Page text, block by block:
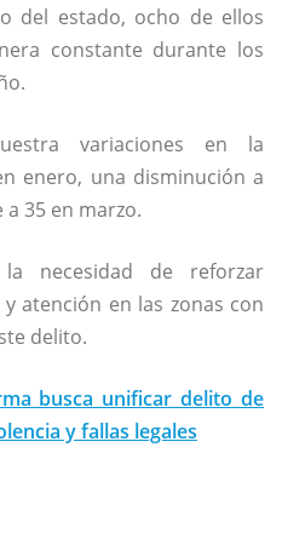
del estado, ocho de ellos
constante durante los
variaciones en la
enero, una disminución a
35 en marzo.
necesidad de reforzar
atención en las zonas con
delito.
busca unificar delito de
y fallas legales